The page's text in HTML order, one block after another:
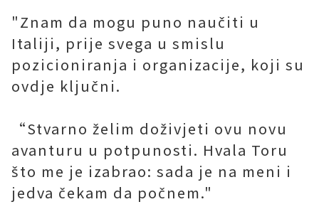
"Znam da mogu puno naučiti u
Italiji, prije svega u smislu
pozicioniranja i organizacije, koji su
ovdje ključni.
“Stvarno želim doživjeti ovu novu
avanturu u potpunosti. Hvala Toru
što me je izabrao: sada je na meni i
jedva čekam da počnem."